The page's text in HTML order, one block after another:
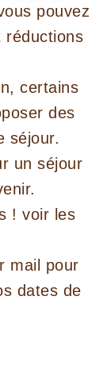
pouvez
réductions
certains
des
séjour.
un séjour
! voir les
mail pour
dates de